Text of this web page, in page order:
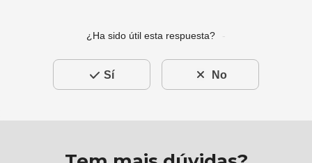
¿Ha sido útil esta respuesta?
Sí No